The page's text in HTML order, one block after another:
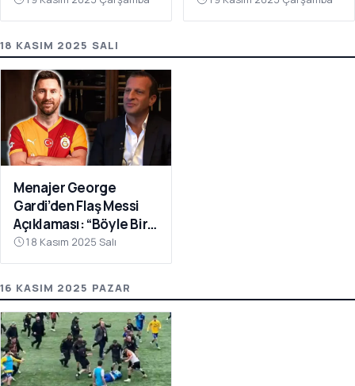
18 KASIM 2025 SALI
Menajer George
Gardi’den Flaş Messi
Açıklaması: “Böyle Bir
Fırsat Olursa,
Galatasaray İçin
18 Kasım 2025 Salı
16 KASIM 2025 PAZAR